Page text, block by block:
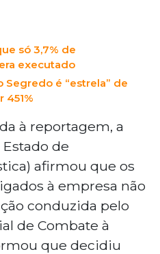
só 3,7% de
executado
Segredo é “estrela” de
451%
à reportagem, a
de
afirmou que os
à empresa não
conduzida pelo
de Combate à
que decidiu